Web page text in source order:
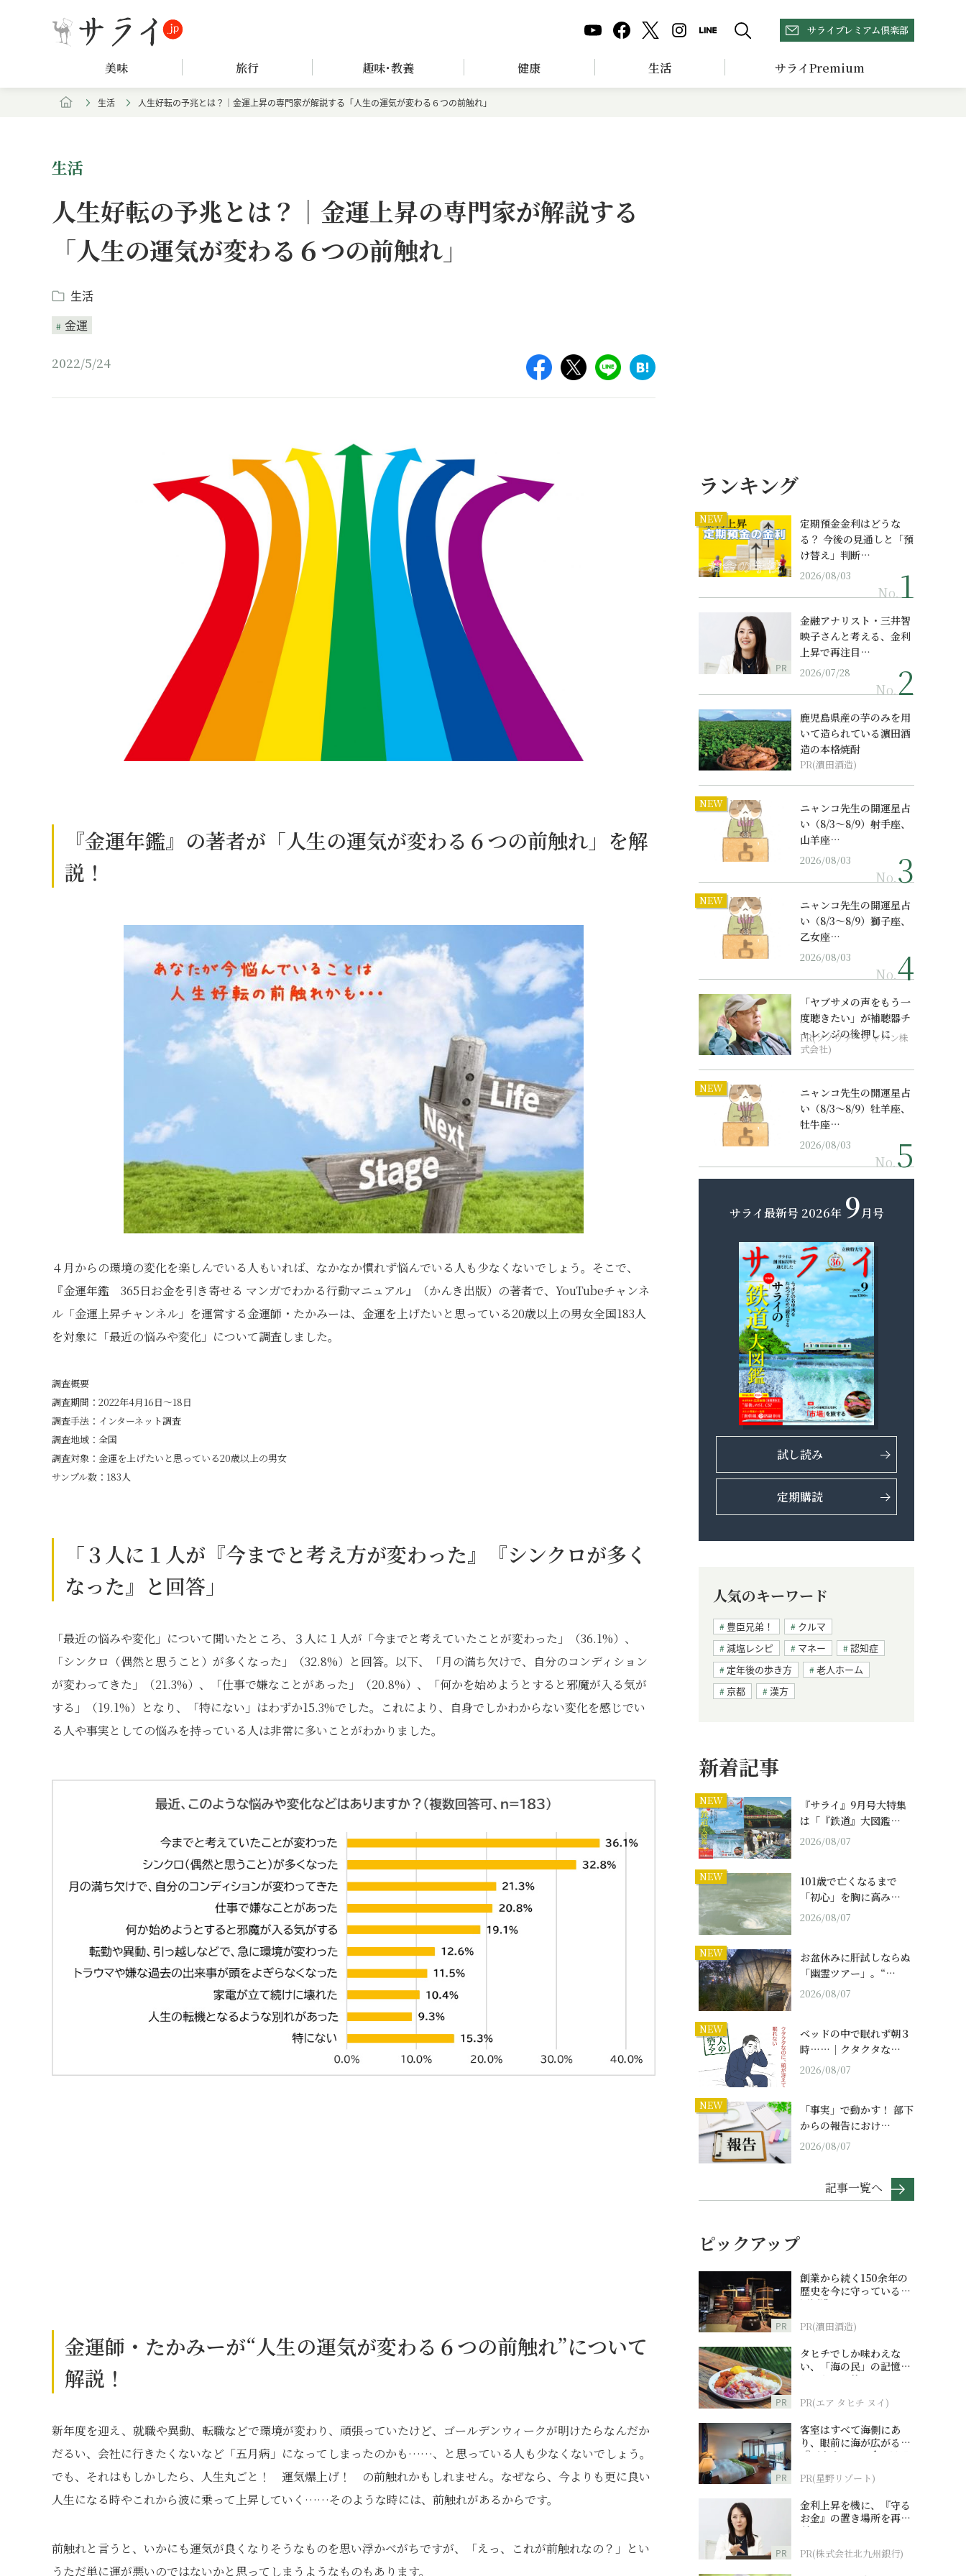
サライプレミアム倶楽部
美味 旅行 趣味･教養 健康 生活 サライPremium
生活 人生好転の予兆とは？｜金運上昇の専門家が解説する「人生の運気が変わる６つの前触れ」
生活
人生好転の予兆とは？｜金運上昇の専門家が解説する
「人生の運気が変わる６つの前触れ」
生活
金運
2022/5/24
『金運年鑑』の著者が「人生の運気が変わる６つの前触れ」を解
説！
４月からの環境の変化を楽しんでいる人もいれば、なかなか慣れず悩んでいる人も少なくないでしょう。そこで、
『金運年鑑 365日お金を引き寄せる マンガでわかる行動マニュアル』（かんき出版）の著者で、YouTubeチャンネ
ル「金運上昇チャンネル」を運営する金運師・たかみーは、金運を上げたいと思っている20歳以上の男女全国183人
を対象に「最近の悩みや変化」について調査しました。
調査概要
調査期間：2022年4月16日～18日
調査手法：インターネット調査
調査地域：全国
調査対象：金運を上げたいと思っている20歳以上の男女
サンプル数：183人
「３人に１人が『今までと考え方が変わった』『シンクロが多く
なった』と回答」
「最近の悩みや変化」について聞いたところ、３人に１人が「今までと考えていたことが変わった」（36.1%）、
「シンクロ（偶然と思うこと）が多くなった」（32.8%）と回答。以下、「月の満ち欠けで、自分のコンディション
が変わってきた」（21.3%）、「仕事で嫌なことがあった」（20.8%）、「何かを始めようとすると邪魔が入る気が
する」（19.1%）となり、「特にない」はわずか15.3%でした。これにより、自身でしかわからない変化を感じでい
る人や事実としての悩みを持っている人は非常に多いことがわかりました。
金運師・たかみーが“人生の運気が変わる６つの前触れ”について
解説！
新年度を迎え、就職や異動、転職などで環境が変わり、頑張っていたけど、ゴールデンウィークが明けたらなんだか
だるい、会社に行きたくないなど「五月病」になってしまったのかも……、と思っている人も少なくないでしょう。
でも、それはもしかしたら、人生丸ごと！ 運気爆上げ！ の前触れかもしれません。なぜなら、今よりも更に良い
人生になる時やこれから波に乗って上昇していく……そのような時には、前触れがあるからです。
前触れと言うと、いかにも運気が良くなりそうなものを思い浮かべがちですが、「えっ、これが前触れなの？」とい
うただ単に運が悪いのではないかと思ってしまうようなものもあります。
ランキング
NEW
定期預金金利はどうな
る？ 今後の見通しと「預
け替え」判断…
2026/08/03
No.
PR
金融アナリスト・三井智
映子さんと考える、金利
上昇で再注目…
2026/07/28
No.
鹿児島県産の芋のみを用
いて造られている濵田酒
造の本格焼酎
PR(濵田酒造)
NEW
ニャンコ先生の開運星占
い（8/3～8/9）射手座、
山羊座…
2026/08/03
No.
NEW
ニャンコ先生の開運星占
い（8/3～8/9）獅子座、
乙女座…
2026/08/03
No.
「ヤブサメの声をもう一
度聴きたい」が補聴器チ
ャレンジの後押しに
PR(ソノヴァ・ジャパン株
式会社)
NEW
ニャンコ先生の開運星占
い（8/3～8/9）牡羊座、
牡牛座…
2026/08/03
No.
サライ最新号 2026年 9月号
試し読み
定期購読
人気のキーワード
豊臣兄弟！
クルマ
減塩レシピ
マネー
認知症
定年後の歩き方
老人ホーム
京都
漢方
新着記事
NEW
『サライ』9月号大特集
は「『鉄道』大図鑑…
2026/08/07
NEW
101歳で亡くなるまで
「初心」を胸に高み…
2026/08/07
NEW
お盆休みに肝試しならぬ
「幽霊ツアー」。“…
2026/08/07
NEW
ベッドの中で眠れず朝３
時……｜クタクタな…
2026/08/07
NEW
「事実」で動かす！ 部下
からの報告におけ…
2026/08/07
記事一覧へ
ピックアップ
PR
創業から続く150余年の
歴史を今に守っている濵
田酒造
PR(濵田酒造)
PR
タヒチでしか味わえな
い、「海の民」の記憶へ
とつながる旅
PR(エア タヒチ ヌイ)
PR
客室はすべて海側にあ
り、眼前に海が広がる
『西表島ホテル by 星野
PR(星野リゾート)
PR
金利上昇を機に、『守る
お金』の置き場所を再検
討
PR(株式会社北九州銀行)